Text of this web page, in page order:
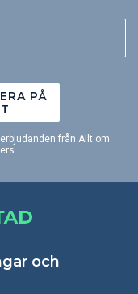
PÅ
från Allt om
och